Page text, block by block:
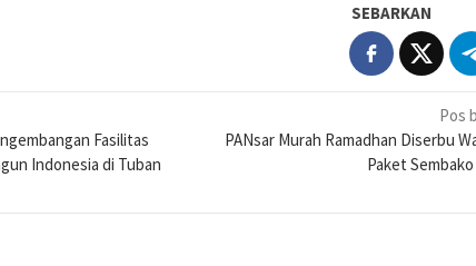
SEBARKAN
Fasilitas
Indonesia di Tuban
Pos
PANsar Murah Ramadhan Diserbu
Paket